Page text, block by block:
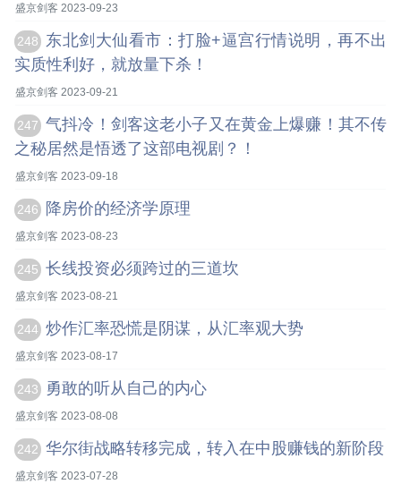
盛京剑客 2023-09-23
248
东北剑大仙看市：打脸+逼宫行情说明，再不出
实质性利好，就放量下杀！
盛京剑客 2023-09-21
247 气抖冷！剑客这老小子又在黄金上爆赚！其不传
之秘居然是悟透了这部电视剧？！
盛京剑客 2023-09-18
246 降房价的经济学原理
盛京剑客 2023-08-23
245 长线投资必须跨过的三道坎
盛京剑客 2023-08-21
244 炒作汇率恐慌是阴谋，从汇率观大势
盛京剑客 2023-08-17
243 勇敢的听从自己的内心
盛京剑客 2023-08-08
242 华尔街战略转移完成，转入在中股赚钱的新阶段
盛京剑客 2023-07-28